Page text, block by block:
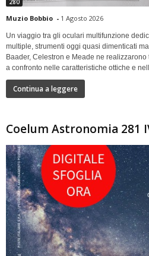
280
Muzio Bobbio - 1 Agosto 2026
Un viaggio tra gli oculari multifunzione
multiple, strumenti oggi quasi dimenticati
Baader, Celestron e Meade ne
a confronto nelle caratteristiche ottiche e
Continua a leggere
Coelum Astronomia 281